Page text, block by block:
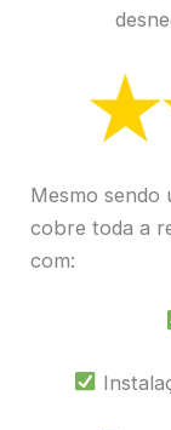
Mesmo sendo
cobre toda a
com: